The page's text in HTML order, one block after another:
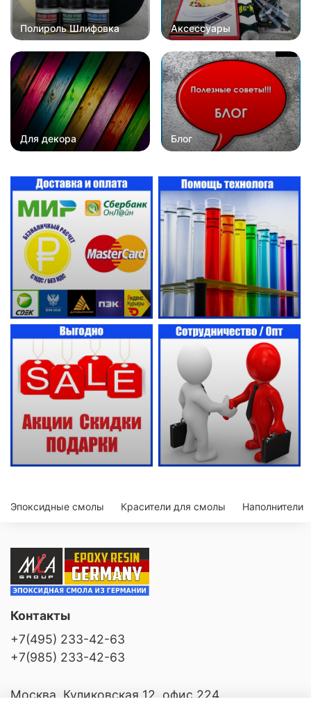
Полироль Шлифовка Аксессуары
Для декора Блог
Эпоксидные смолы Красители для смолы Наполнители
Контакты
+7(495) 233-42-63
+7(985) 233-42-63
Москва, Куликовская 12, офис 224